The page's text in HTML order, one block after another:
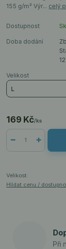
155 g/m² Výr... celý
Dostupnost
Doba dodání
Velikost
169 Kč/ks
Velikost:
Hlídat cenu /
Při